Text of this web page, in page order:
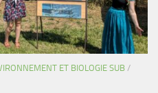
ET BIOLOGIE SUB /